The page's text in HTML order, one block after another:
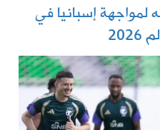
لمواجهة إسبانيا في